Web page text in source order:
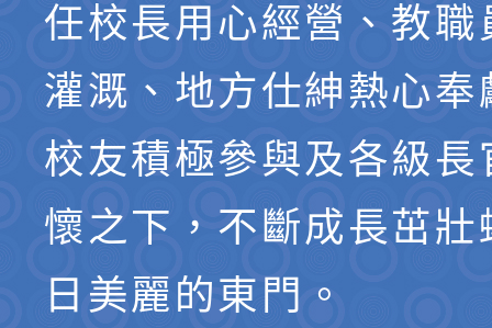
任校長用心經營、教職
灌溉、地方仕紳熱心奉
校友積極參與及各級長
懷之下，不斷成長茁壯
日美麗的東門。